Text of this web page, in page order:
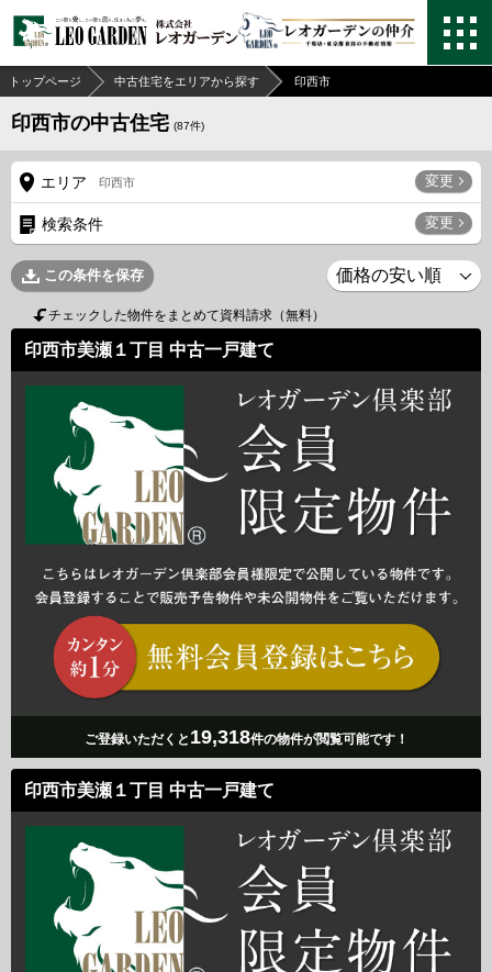
トップページ 中古住宅をエリアから探す 印西市
印西市の中古住宅 (87件)
エリア 印西市 変更
検索条件 変更
この条件を保存
チェックした物件をまとめて資料請求（無料）
印西市美瀬１丁目 中古一戸建て
ご登録いただくと 19,318件の物件が閲覧可能です！
印西市美瀬１丁目 中古一戸建て